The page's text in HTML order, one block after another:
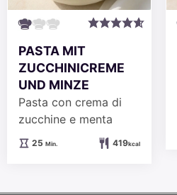
PASTA MIT
ZUCCHINICREME
UND MINZE
Pasta con crema di
zucchine e menta
25Minuten
Min. 419kcal